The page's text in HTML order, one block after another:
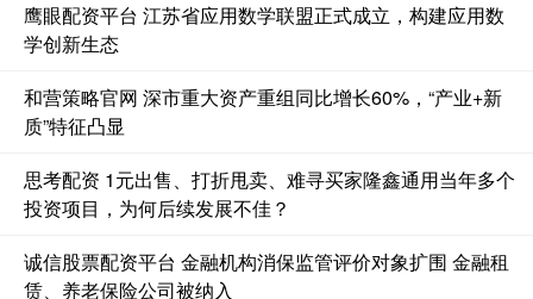
鹰眼配资平台 江苏省应用数学联盟正式成立，构建应用数
学创新生态
和营策略官网 深市重大资产重组同比增长60%，“产业+新
质”特征凸显
思考配资 1元出售、打折甩卖、难寻买家隆鑫通用当年多个
投资项目，为何后续发展不佳？
诚信股票配资平台 金融机构消保监管评价对象扩围 金融租
赁、养老保险公司被纳入